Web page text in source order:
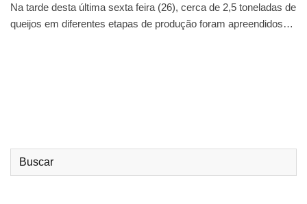
Na tarde desta última sexta feira (26), cerca de 2,5 toneladas de
queijos em diferentes etapas de produção foram apreendidos…